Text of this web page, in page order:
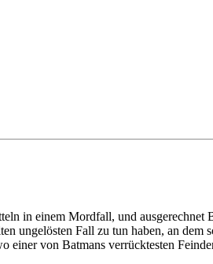
in einem Mordfall, und
ungelösten Fall zu tun haben, an
einer von Batmans verrücktesten